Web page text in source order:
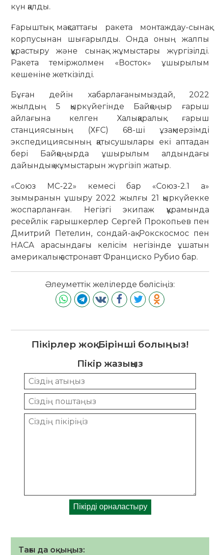
күн қалды.
Ғарыштық мақсаттағы ракета монтаждау-сынақ
корпусынан шығарылды. Онда оның жалпы
құрастыру және сынақ жұмыстары жүргізілді.
Ракета теміржолмен «Восток» ұшырылым
кешеніне жеткізілді.
Бұған дейін хабарлағанымыздай, 2022
жылдың 5 қыркүйегінде Байқоңыр ғарыш
айлағына келген Халықаралық ғарыш
станциясының (ХҒС) 68-ші ұзақмерзімді
экспедициясының қатысушылары екі аптадан
бері Байқоңырда ұшырылым алдындағы
дайындық жұмыстарын жүргізіп жатыр.
«Союз МС-22» кемесі бар «Союз-2.1 а»
зымыранын ұшыру 2022 жылғы 21 қыркүйекке
жоспарланған. Негізгі экипаж құрамында
ресейлік ғарышкерлер Сергей Прокопьев пен
Дмитрий Петелин, сондай-ақ Рокскосмос пен
НАСА арасындағы келісім негізінде ұшатын
америкалық астронавт Франциско Рубио бар.
Әлеуметтік желілерде бөлісіңіз:
Пікірлер жоқ. Бірінші болыңыз!
Пікір жазыңыз
Тағы да оқыңыз: